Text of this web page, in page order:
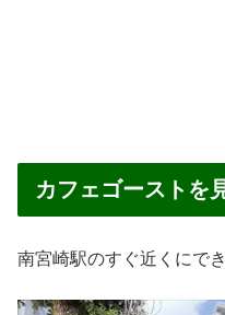
カフェゴーストを
南宮崎駅のすぐ近くにでき